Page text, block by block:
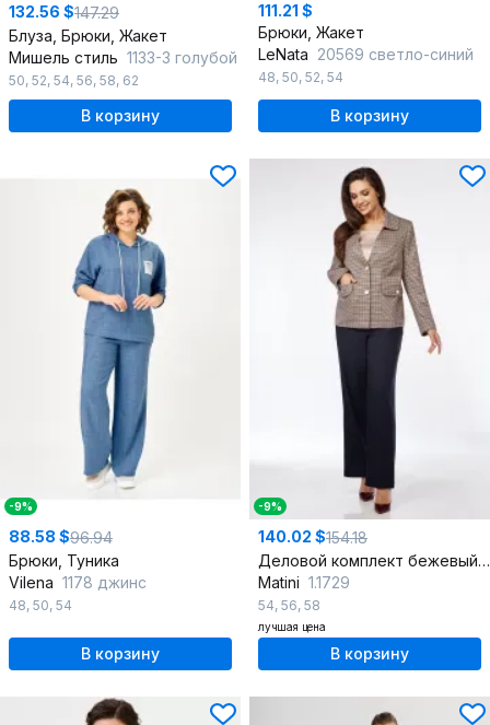
132.56 $147.29
Блуза, Брюки, Жакет
Мишель стиль 1133-3 голубой
50, 52, 54, 56, 58, 62
В корзину
111.21 $
Брюки, Жакет
LeNata 20569 светло-синий
48, 50, 52, 54
В корзину
-9%
88.58 $96.94
Брюки, Туника
Vilena 1178 джинс
48, 50, 54
В корзину
-9%
140.02 $154.18
Деловой комплект бежевый и синий, жакет, брюки и блуза
Matini 1.1729
54, 56, 58
лучшая цена
В корзину